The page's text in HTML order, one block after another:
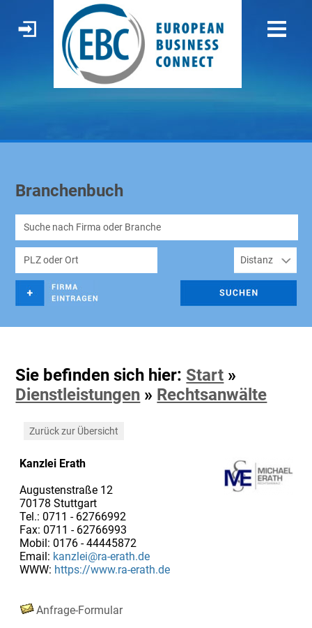
Branchenbuch
Sie befinden sich hier: Start »
Dienstleistungen » Rechtsanwälte
Zurück zur Übersicht
Kanzlei Erath
Augustenstraße 12
70178 Stuttgart
Tel.: 0711 - 62766992
Fax: 0711 - 62766993
Mobil: 0176 - 44445872
Email: kanzlei@ra-erath.de
WWW: https://www.ra-erath.de
Anfrage-Formular